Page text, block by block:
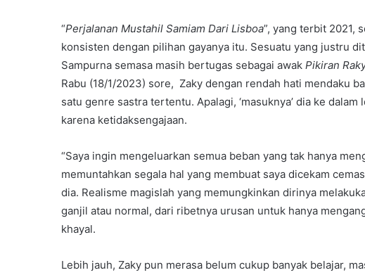
“Perjalanan Mustahil Samiam Dari Lisboa”, yang terbit 2021,
konsisten dengan pilihan gayanya itu. Sesuatu yang justru
Sampurna semasa masih bertugas sebagai awak Pikiran
Rabu (18/1/2023) sore, Zaky dengan rendah hati mendaku
satu genre sastra tertentu. Apalagi, ‘masuknya’ dia ke
karena ketidaksengajaan.
“Saya ingin mengeluarkan semua beban yang tak hanya
memuntahkan segala hal yang membuat saya dicekam
dia. Realisme magislah yang memungkinkan dirinya
ganjil atau normal, dari ribetnya urusan untuk hanya
khayal.
Lebih jauh, Zaky pun merasa belum cukup banyak belajar,